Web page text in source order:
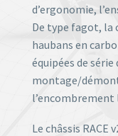
d’ergonomie,
De type fagot, la
haubans en
équipées de série
montage/
Le châssis RACE